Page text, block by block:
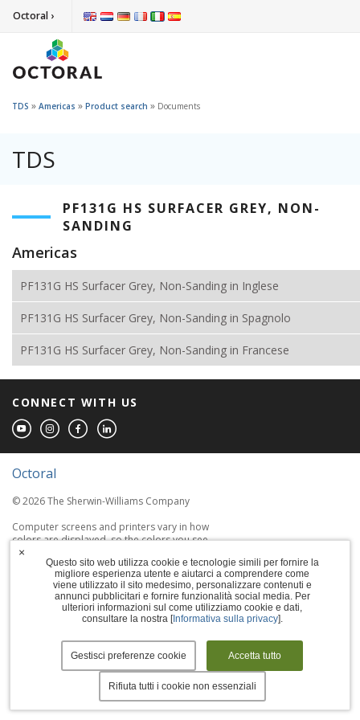
Octoral ›
TDS » Americas » Product search » Documents
TDS
PF131G HS SURFACER GREY, NON-
SANDING
Americas
PF131G HS Surfacer Grey, Non-Sanding in Inglese
PF131G HS Surfacer Grey, Non-Sanding in Spagnolo
PF131G HS Surfacer Grey, Non-Sanding in Francese
CONNECT WITH US
Octoral
© 2026 The Sherwin-Williams Company
Computer screens and printers vary in how
colors are displayed, so the colors you see
may not match the coating's actual color.
Terms of Use
Privacy Policy
Accessibility Statement
Manage Cookies
Questo sito web utilizza cookie e tecnologie simili per fornire la
migliore esperienza utente e aiutarci a comprendere come
viene utilizzato il sito medesimo, personalizzare contenuti e
annunci pubblicitari e fornire funzionalità social media. Per
ulteriori informazioni sul come utilizziamo cookie e dati,
consultare la nostra [Informativa sulla privacy].
Gestisci preferenze cookie Accetta tutto
Rifiuta tutti i cookie non essenziali
×